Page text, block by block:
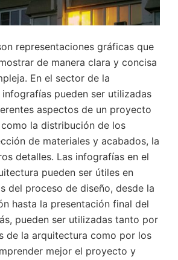
representaciones gráficas que
de manera clara y concisa
En el sector de la
pueden ser utilizadas
aspectos de un proyecto
la distribución de los
de materiales y acabados, la
detalles. Las infografías en el
pueden ser útiles en
del proceso de diseño, desde la
hasta la presentación final del
pueden ser utilizadas tanto por
de la arquitectura como por los
mejor el proyecto y